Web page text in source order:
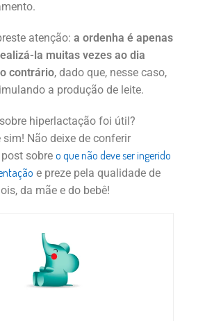
atenção: a ordenha é apenas
la muitas vezes ao dia
contrário, dado que, nesse caso,
a produção de leite.
hiperlactação foi útil?
sim! Não deixe de conferir
sobre o que não deve ser ingerido
e preze pela qualidade de
da mãe e do bebê!